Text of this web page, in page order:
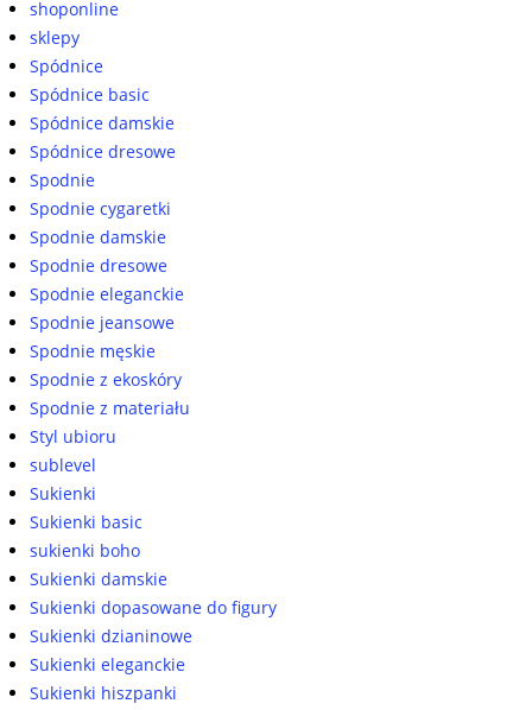
shoponline
sklepy
Spódnice
Spódnice basic
Spódnice damskie
Spódnice dresowe
Spodnie
Spodnie cygaretki
Spodnie damskie
Spodnie dresowe
Spodnie eleganckie
Spodnie jeansowe
Spodnie męskie
Spodnie z ekoskóry
Spodnie z materiału
Styl ubioru
sublevel
Sukienki
Sukienki basic
sukienki boho
Sukienki damskie
Sukienki dopasowane do figury
Sukienki dzianinowe
Sukienki eleganckie
Sukienki hiszpanki